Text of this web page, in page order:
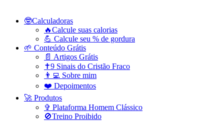
🤓Calculadoras
🔥Calcule suas calorias
💪 Calcule seu % de gordura
🌱 Conteúdo Grátis
📄 Artigos Grátis
✝️9 Sinais do Cristão Fraco
👨‍💻 Sobre mim
❤️ Depoimentos
🚀 Produtos
✞ Plataforma Homem Clássico
🚫Treino Proibido